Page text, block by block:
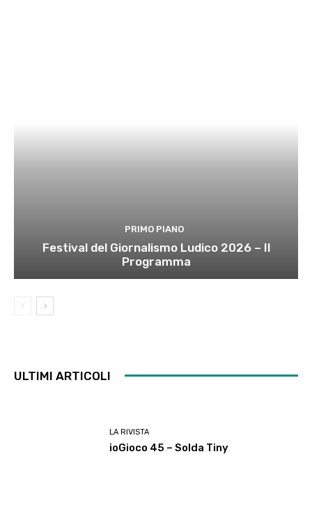
PRIMO PIANO
Festival del Giornalismo Ludico 2026 – Il
Programma
ULTIMI ARTICOLI
LA RIVISTA
ioGioco 45 – Solda Tiny